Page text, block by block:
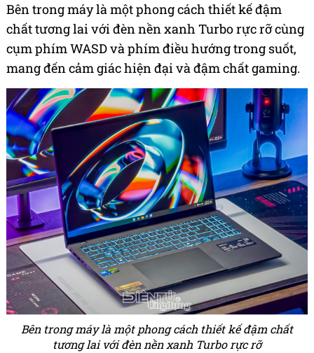
Bên trong máy là một phong cách thiết kế đậm
chất tương lai với đèn nền xanh Turbo rực rỡ cùng
cụm phím WASD và phím điều hướng trong suốt,
mang đến cảm giác hiện đại và đậm chất gaming.
Bên trong máy là một phong cách thiết kế đậm chất
tương lai với đèn nền xanh Turbo rực rỡ